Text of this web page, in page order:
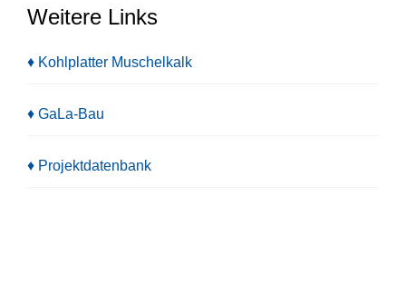
Weitere Links
♦ Kohlplatter Muschelkalk
♦ GaLa-Bau
♦ Projektdatenbank